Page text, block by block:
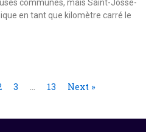
communes, mais Saint-Josse-
en tant que kilomètre carré le
3 … 13 Next »